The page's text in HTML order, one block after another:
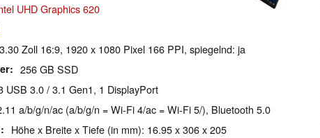
UHD Graphics 620
Zoll 16:9, 1920 x 1080 Pixel 166 PPI, spiegelnd: ja
256 GB SSD
USB 3.0 / 3.1 Gen1, 1 DisplayPort
a/b/g/n/ac (a/b/g/n = Wi-Fi 4/ac = Wi-Fi 5/), Bluetooth 5.0
Höhe x Breite x Tiefe (in mm): 16.95 x 306 x 205